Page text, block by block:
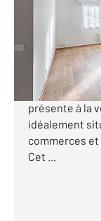
398
ascenseur]
présente à la
idéalement
commerces et
Cet ...